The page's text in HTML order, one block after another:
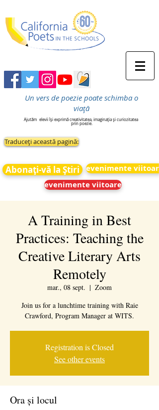
Un vers de poezie poate schimba o
viață
Ajutăm elevii își exprimă creativitatea, imaginația și curiozitatea
prin poezie.
Traduceți această pagină:
Abonați-vă la Știri
evenimente viitoare
evenimente viitoare
A Training in Best
Practices: Teaching the
Creative Literary Arts
Remotely
mar., 08 sept.
  |
Zoom
Join us for a lunchtime training with Raie
Crawford, Program Manager at WITS.
Registration is Closed
See other events
Ora și locul